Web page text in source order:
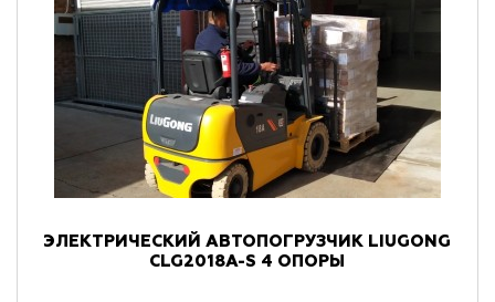
ЭЛЕКТРИЧЕСКИЙ АВТОПОГРУЗЧИК LIUGONG
CLG2018A-S 4 ОПОРЫ